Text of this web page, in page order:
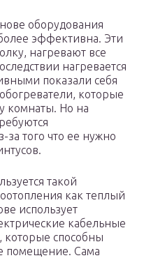
оборудования
эффективна. Эти
нагревают все
нагревается
показали себя
которые
комнаты. Но на
того что ее нужно
такой
как теплый
использует
кабельные
способны
помещение. Сама